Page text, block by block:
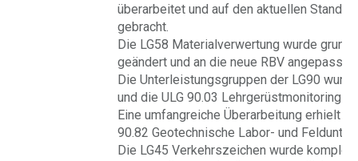
überarbeitet und auf den aktuellen Stand
gebracht.
Die LG58 Materialverwertung wurde
geändert und an die neue RBV angepasst.
Die Unterleistungsgruppen der LG90
und die ULG 90.03 Lehrgerüstmonitoring
Eine umfangreiche Überarbeitung erhielt
90.82 Geotechnische Labor- und
Die LG45 Verkehrszeichen wurde